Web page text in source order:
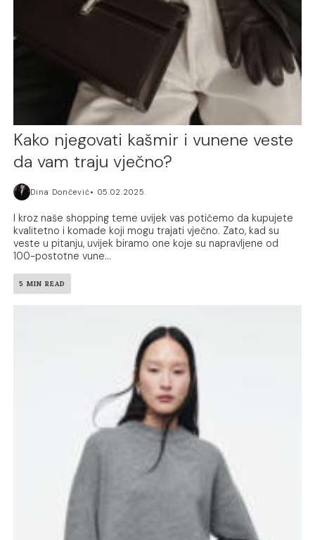
Kako njegovati kašmir i vunene veste
da vam traju vječno?
Dina Dončević 05.02.2025.
I kroz naše shopping teme uvijek vas potičemo da kupujete
kvalitetno i komade koji mogu trajati vječno. Zato, kad su
veste u pitanju, uvijek biramo one koje su napravljene od
100-postotne vune...
5 MIN READ